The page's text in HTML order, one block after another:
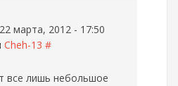
марта, 2012 - 17:50
Cheh-13 #
все лишь небольшое